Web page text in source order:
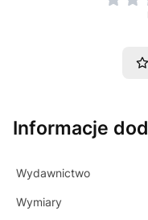
Informacje
Wydawnictwo
Wymiary